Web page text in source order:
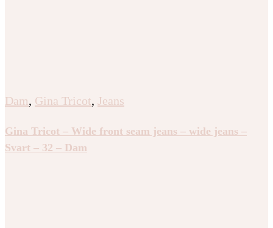
Dam, Gina Tricot, Jeans
Gina Tricot – Wide front seam jeans – wide jeans –
Svart – 32 – Dam